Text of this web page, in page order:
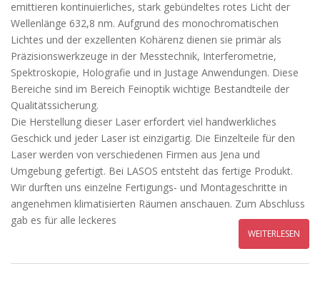
emittieren kontinuierliches, stark gebündeltes rotes Licht der
Wellenlänge 632,8 nm. Aufgrund des monochromatischen
Lichtes und der exzellenten Kohärenz dienen sie primär als
Präzisionswerkzeuge in der Messtechnik, Interferometrie,
Spektroskopie, Holografie und in Justage Anwendungen. Diese
Bereiche sind im Bereich Feinoptik wichtige Bestandteile der
Qualitätssicherung.
Die Herstellung dieser Laser erfordert viel handwerkliches
Geschick und jeder Laser ist einzigartig. Die Einzelteile für den
Laser werden von verschiedenen Firmen aus Jena und
Umgebung gefertigt. Bei LASOS entsteht das fertige Produkt.
Wir durften uns einzelne Fertigungs- und Montageschritte in
angenehmen klimatisierten Räumen anschauen. Zum Abschluss
gab es für alle leckeres
WEITERLESEN